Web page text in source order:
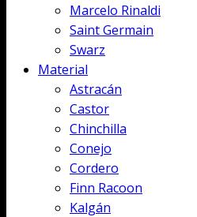
Marcelo Rinaldi
Saint Germain
Swarz
Material
Astracán
Castor
Chinchilla
Conejo
Cordero
Finn Racoon
Kalgán